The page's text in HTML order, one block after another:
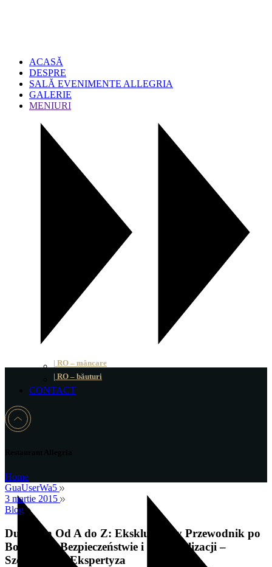
ACASĂ
DESPRE
SALĂ EVENIMENTE ALLEGRIA
GALERIE
MENIURI
| RO – mâncare
| RO – băuturi
CONTACT
Home
GuaUserWa5
3 martie 2015
Blog
Dudespin Od A do Z: Ekskluzywny Przewodnik po
Bonusach, Bezpieczeństwie i Optymalizacji –
Szczegółowa Ekspertyza